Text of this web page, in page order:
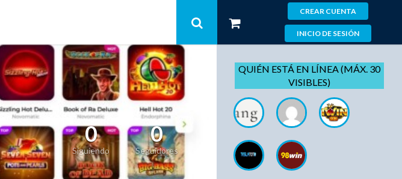
CREAR CUENTA
INICIO DE SESIÓN
0
Siguiendo
0
Seguidores
QUIÉN ESTÁ EN LÍNEA (MÁX. 30
VISIBLES)